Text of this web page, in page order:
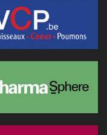
face au
cathétérisme